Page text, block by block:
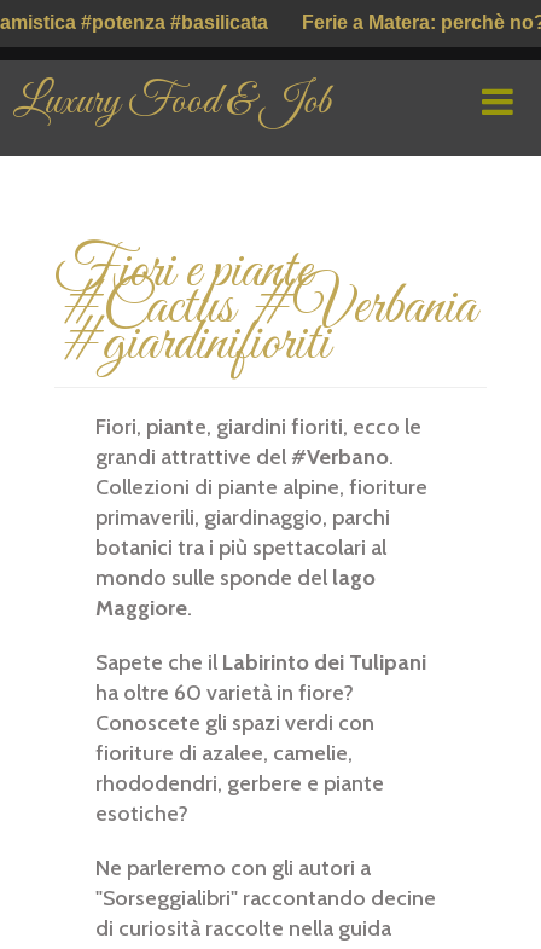
#potenza #basilicata Ferie a Matera: perchè
Luxury Food & Job
PROFILE COMPANY
PARLIAMO DI
GUSTO ITALIANO ( ІТАЛІЙСЬКИЙ СМАК )
Fiori e piante
#Cactus #Verbania
#giardinifioriti
Fiori, piante, giardini fioriti, ecco le
grandi attrattive del #Verbano.
Collezioni di piante alpine, fioriture
primaverili, giardinaggio, parchi
botanici tra i più spettacolari al
mondo sulle sponde del lago
Maggiore.
Sapete che il Labirinto dei Tulipani
ha oltre 60 varietà in fiore?
Conoscete gli spazi verdi con
fioriture di azalee, camelie,
rhododendri, gerbere e piante
esotiche?
Ne parleremo con gli autori a
"Sorseggialibri" raccontando decine
di curiosità raccolte nella guida